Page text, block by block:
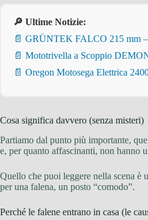
🔎 Ultime Notizie:
📄 GRÜNTEK FALCO 215 mm –
📄 Mototrivella a Scoppio
📄 Oregon Motosega Elettrica
Cosa significa davvero (senza misteri)
Partiamo dal punto più importante,
e, per quanto affascinanti, non hanno
Quello che puoi leggere nella scena è
per una falena, un posto “comodo”.
Perché le falene entrano in casa (le